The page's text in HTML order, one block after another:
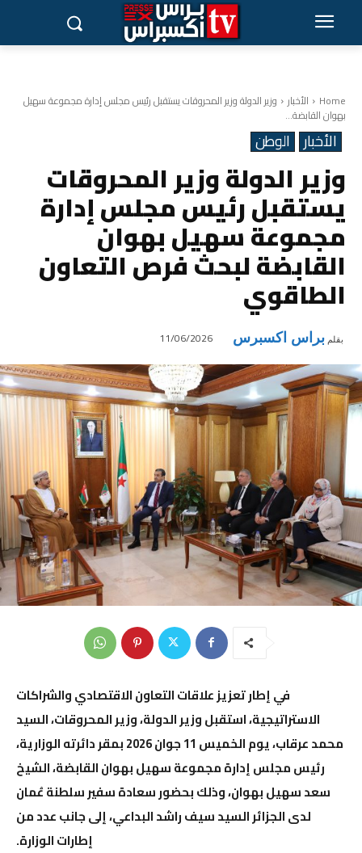
Home الأخبار وزير الدولة وزير المحروقات يستقبل رئيس مجلس إدارة مجموعة سهيل
بهوان القابضة...
الأخبار الوطن
وزير الدولة وزير المحروقات
يستقبل رئيس مجلس إدارة
مجموعة سهيل بهوان
القابضة لبحث فرص التعاون
الطاقوي
بقلم براس اكسبرس 11/06/2026
في إطار تعزيز علاقات التعاون الاقتصادي والشراكات
الاستراتيجية، استقبل وزير الدولة، وزير المحروقات، السيد
محمد عرقاب
، يوم الخميس 11 جوان 2026 بمقر دائرته الوزارية،
رئيس مجلس إدارة مجموعةسهيل بهوان القابضة، الشيخ
سعد سهيل بهوان، وذلك بحضور سعادة سفيرسلطنة عُمان
لدى الجزائر السيد سيف راشد البداعي، إلى جانب عدد من
إطارات الوزارة.